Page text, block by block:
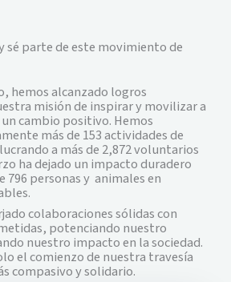
sé parte de este movimiento de
hemos alcanzado logros
misión de inspirar y movilizar a
cambio positivo. Hemos
más de 153 actividades de
a más de 2,872 voluntarios
ha dejado un impacto duradero
796 personas y animales en
colaboraciones sólidas con
potenciando nuestro
nuestro impacto en la sociedad.
el comienzo de nuestra travesía
compasivo y solidario.